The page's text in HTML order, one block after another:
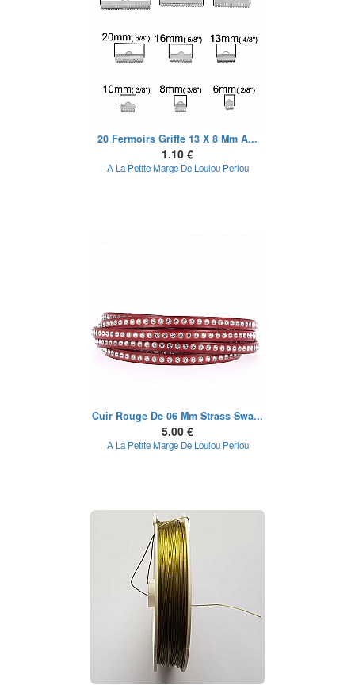
20 Fermoirs Griffe 13 X 8 Mm A...
1.10 €
A La Petite Marge De Loulou Perlou
Cuir Rouge De 06 Mm Strass Swa...
5.00 €
A La Petite Marge De Loulou Perlou